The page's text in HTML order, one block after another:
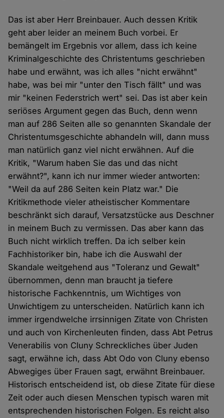
Das ist aber Herr Breinbauer. Auch dessen Kritik
geht aber leider an meinem Buch vorbei. Er
bemängelt im Ergebnis vor allem, dass ich keine
Kriminalgeschichte des Christentums geschrieben
habe und erwähnt, was ich alles "nicht erwähnt"
habe, was bei mir "unter den Tisch fällt" und was
mir "keinen Federstrich wert" sei. Das ist aber kein
seriöses Argument gegen das Buch, denn wenn
man auf 286 Seiten alle so genannten Skandale der
Christentumsgeschichte abhandeln will, dann muss
man natürlich ganz viel nicht erwähnen. Auf die
Kritik, "Warum haben Sie das und das nicht
erwähnt?", kann ich nur immer wieder antworten:
"Weil da auf 286 Seiten kein Platz war." Die
Kritikmethode vieler atheistischer Kommentare
beschränkt sich darauf, Versatzstücke aus Deschner
in meinem Buch zu vermissen. Das aber kann das
Buch nicht wirklich treffen. Da ich selber kein
Fachhistoriker bin, habe ich die Auswahl der
Skandale weitgehend aus "Toleranz und Gewalt"
übernommen, denn man braucht ja tiefere
historische Fachkenntnis, um Wichtiges von
Unwichtigem zu unterscheiden. Natürlich kann ich
immer irgendwelche irrsinnigen Zitate von Christen
und auch von Kirchenleuten finden, dass Abt Petrus
Venerabilis von Cluny Schreckliches über Juden
sagt, erwähne ich, dass Abt Odo von Cluny ebenso
Abwegiges über Frauen sagt, erwähnt Breinbauer.
Historisch entscheidend ist, ob diese Zitate für diese
Zeit oder auch diesen Menschen typisch waren mit
entsprechenden historischen Folgen. Es reicht also